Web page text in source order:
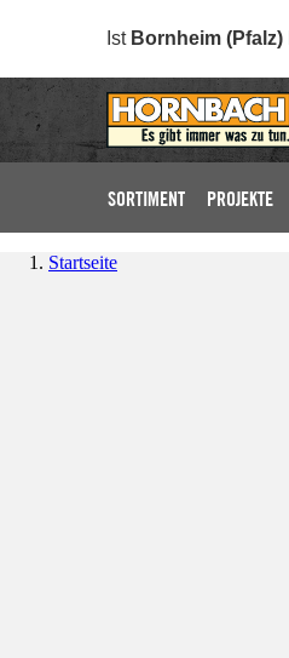
Ist Bornheim (Pfalz)
SORTIMENT PROJEKTE
Startseite